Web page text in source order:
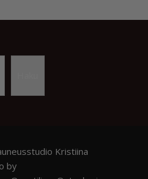
Kristiina
by